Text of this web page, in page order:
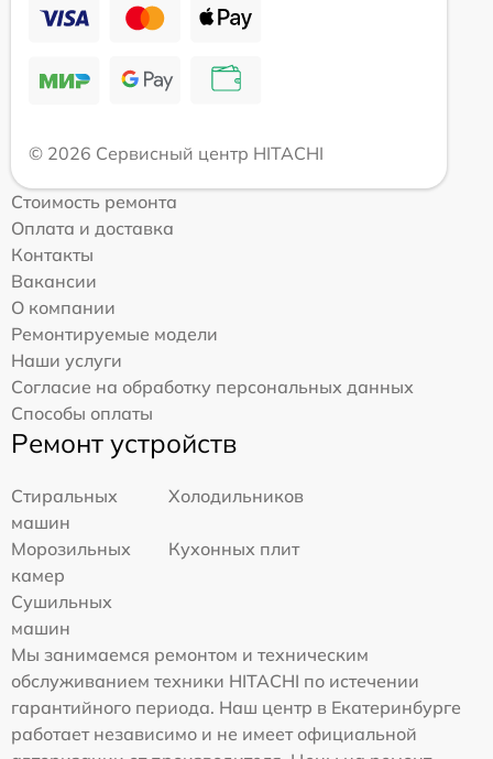
© 2026 Сервисный центр HITACHI
Стоимость ремонта
Оплата и доставка
Контакты
Вакансии
О компании
Ремонтируемые модели
Наши услуги
Согласие на обработку персональных данных
Способы оплаты
Ремонт устройств
Стиральных
машин
Холодильников
Морозильных
камер
Кухонных плит
Сушильных
машин
Мы занимаемся ремонтом и техническим
обслуживанием техники HITACHI по истечении
гарантийного периода. Наш центр в Екатеринбурге
работает независимо и не имеет официальной